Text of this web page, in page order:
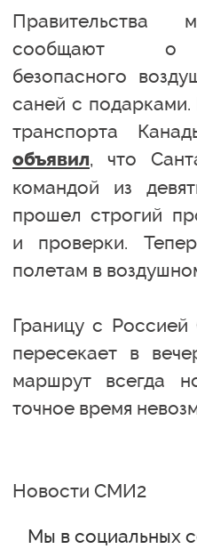
Правительства
сообщают о
безопасного
саней с
транспорта
объявил, что
командой из
прошел строгий
и проверки.
полетам в
Границу с
пересекает в
маршрут всегда
точное время
Новости СМИ2
Мы в социальных